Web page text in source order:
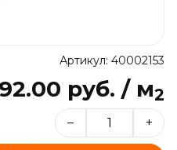
Артикул: 40002153
руб. / м2
– +